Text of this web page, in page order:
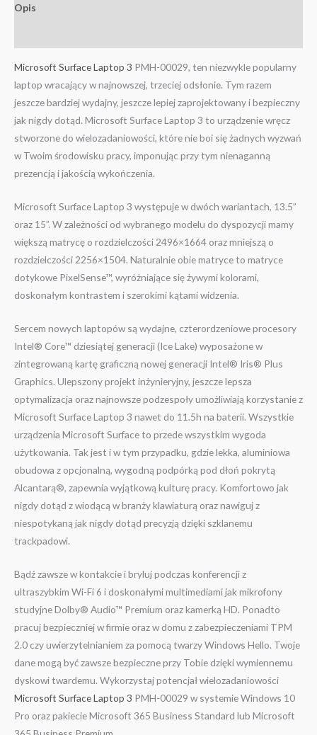
Opis
Microsoft Surface Laptop 3 PMH-00029, ten niezwykle popularny
laptop wracający w najnowszej, trzeciej odsłonie. Tym razem
jeszcze bardziej wydajny, jeszcze lepiej zaprojektowany i bezpieczny
jak nigdy dotąd. Microsoft Surface Laptop 3 to urządzenie wręcz
stworzone do wielozadaniowości, które nie boi się żadnych wyzwań
w Twoim środowisku pracy, imponując przy tym nienaganną
prezencją i jakością wykończenia.
Microsoft Surface Laptop 3 występuje w dwóch wariantach, 13.5”
oraz 15”. W zależności od wybranego modelu do dyspozycji mamy
większą matrycę o rozdzielczości 2496×1664 oraz mniejszą o
rozdzielczości 2256×1504. Naturalnie obie matryce to matryce
dotykowe PixelSense™, wyróżniające się żywymi kolorami,
doskonałym kontrastem i szerokimi kątami widzenia.
Sercem nowych laptopów są wydajne, czterordzeniowe procesory
Intel® Core™ dziesiątej generacji (Ice Lake) wyposażone w
zintegrowaną kartę graficzną nowej generacji Intel® Iris® Plus
Graphics. Ulepszony projekt inżynieryjny, jeszcze lepsza
optymalizacja oraz najnowsze podzespoły umożliwiają korzystanie z
Microsoft Surface Laptop 3 nawet do 11.5h na baterii. Wszystkie
urządzenia Microsoft Surface to przede wszystkim wygoda
użytkowania. Tak jest i w tym przypadku, gdzie lekka, aluminiowa
obudowa z opcjonalną, wygodną podpórką pod dłoń pokrytą
Alcantarą®, zapewnia wyjątkową kulturę pracy. Komfortowo jak
nigdy dotąd z wiodącą w branży klawiaturą oraz nawiguj z
niespotykaną jak nigdy dotąd precyzją dzięki szklanemu
trackpadowi.
Bądź zawsze w kontakcie i bryluj podczas konferencji z
ultraszybkim Wi-Fi 6 i doskonałymi multimediami jak mikrofony
studyjne Dolby® Audio™ Premium oraz kamerką HD. Ponadto
pracuj bezpieczniej w firmie oraz w domu z zabezpieczeniami TPM
2.0 czy uwierzytelnianiem za pomocą twarzy Windows Hello. Twoje
dane mogą być zawsze bezpieczne przy Tobie dzięki wymiennemu
dyskowi twardemu. Wykorzystaj potencjał wielozadaniowości
Microsoft Surface Laptop 3 PMH-00029 w systemie Windows 10
Pro oraz pakiecie Microsoft 365 Business Standard lub Microsoft